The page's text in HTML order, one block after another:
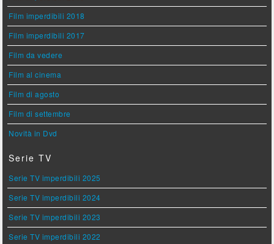
Film imperdibili 2018
Film imperdibili 2017
Film da vedere
Film al cinema
Film di agosto
Film di settembre
Novità in Dvd
Serie TV
Serie TV imperdibili 2025
Serie TV imperdibili 2024
Serie TV imperdibili 2023
Serie TV imperdibili 2022